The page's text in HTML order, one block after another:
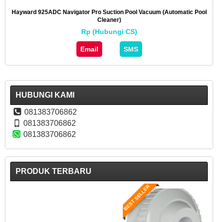
Hayward 925ADC Navigator Pro Suction Pool Vacuum (Automatic Pool
Cleaner)
Rp (Hubungi CS)
Email SMS
HUBUNGI KAMI
081383706862
081383706862
081383706862
PRODUK TERBARU